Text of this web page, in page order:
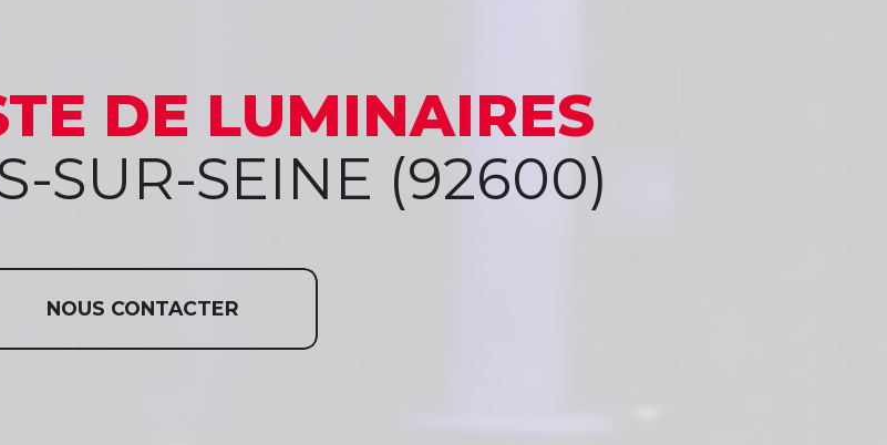
DE LUMINAIRES
SUR-SEINE (92600)
NOUS CONTACTER